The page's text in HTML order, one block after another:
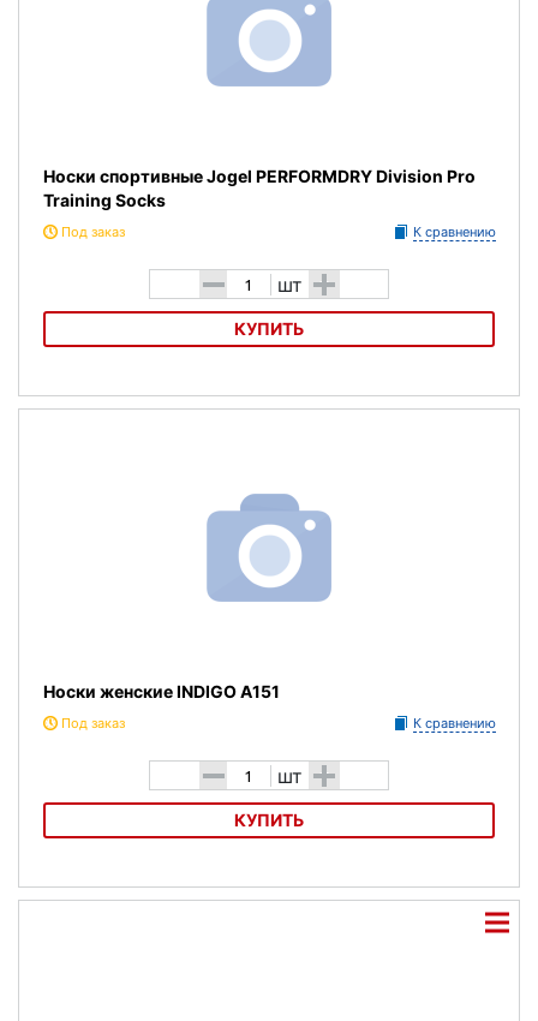
Носки спортивные Jogel PERFORMDRY Division Pro
Training Socks
Под заказ К сравнению
- шт +
КУПИТЬ
Носки спортивные Jogel PERFORMDRY Division Pro Training Socks
Носки женские INDIGO А151
Под заказ К сравнению
- шт +
КУПИТЬ
Носки женские INDIGO А151